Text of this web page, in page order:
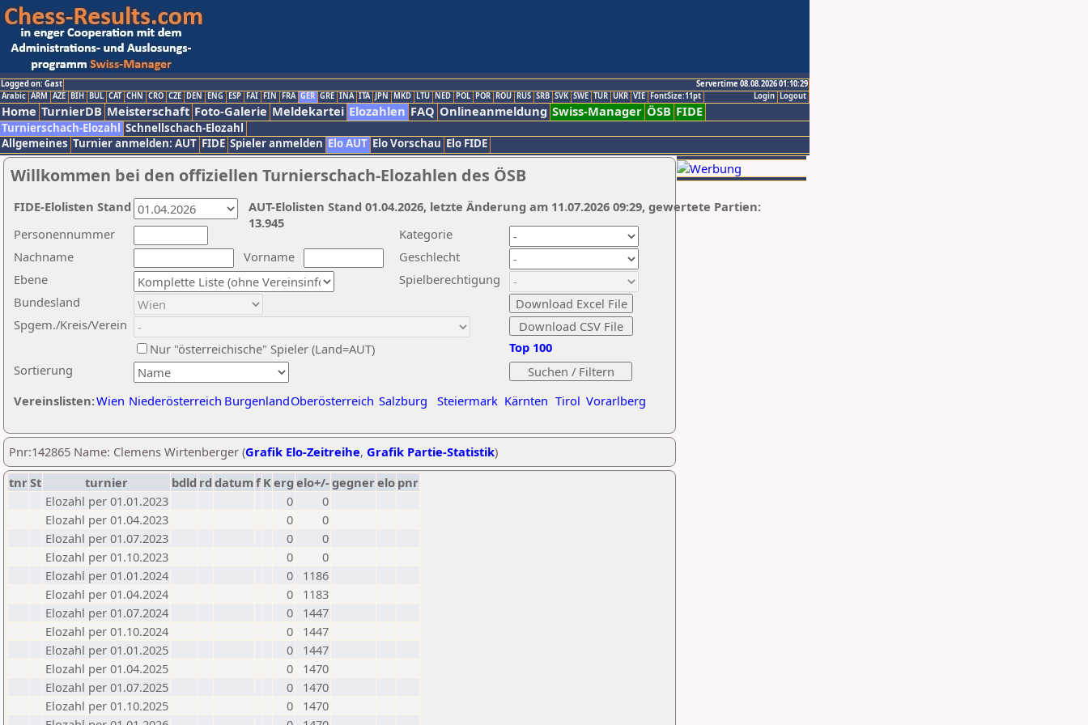
Logged on: Gast
Servertime 08.08.2026 01:10:29
Logout
Login
Arabic ARM AZE BIH BUL CAT CHN CRO CZE DEN ENG ESP FAI FIN FRA GER GRE INA ITA JPN MKD LTU NED POL POR ROU RUS SRB SVK SWE TUR UKR VIE FontSize:11pt
Home TurnierDB Meisterschaft Foto-Galerie Meldekartei Elozahlen FAQ Onlineanmeldung Swiss-Manager ÖSB FIDE
Turnierschach-Elozahl Schnellschach-Elozahl
Allgemeines Turnier anmelden: AUT FIDE Spieler anmelden Elo AUT Elo Vorschau Elo FIDE
Willkommen bei den offiziellen Turnierschach-Elozahlen des ÖSB
Nachname
Vorname
Ebene
Kategorie
Sortierung
Personennummer
Bundesland
Spgem./Kreis/Verein
Geschlecht
Nur "österreichische" Spieler (Land=AUT)
Spielberechtigung
Vereinslisten:Wien Niederösterreich BurgenlandOberösterreich Salzburg Steiermark Kärnten Tirol Vorarlberg
Top 100
AUT-Elolisten Stand 01.04.2026, letzte Änderung am 11.07.2026 09:29, gewertete Partien:
13.945
FIDE-Elolisten Stand
Pnr:142865 Name: Clemens Wirtenberger (Grafik Elo-Zeitreihe, Grafik Partie-Statistik)
tnrSt turnier bdld rd datumf Kerg elo+/-gegnerelo pnr
Elozahl per 01.01.2023
0
0
Elozahl per 01.04.2023
0
0
Elozahl per 01.07.2023
0
0
Elozahl per 01.10.2023
0
0
Elozahl per 01.01.2024
0
1186
Elozahl per 01.04.2024
0
1183
Elozahl per 01.07.2024
0
1447
Elozahl per 01.10.2024
0
1447
Elozahl per 01.01.2025
0
1447
Elozahl per 01.04.2025
0
1470
Elozahl per 01.07.2025
0
1470
Elozahl per 01.10.2025
0
1470